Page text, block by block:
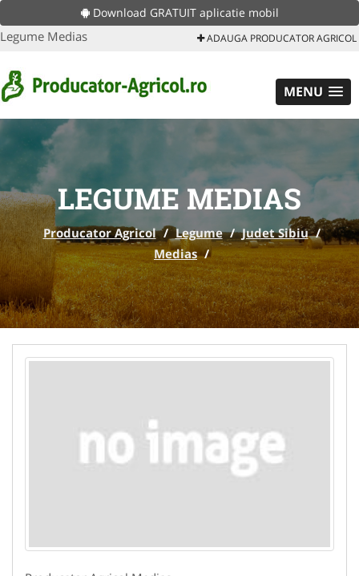
Download GRATUIT aplicatie mobil
Legume Medias ADAUGA PRODUCATOR AGRICOL
MENU
LEGUME MEDIAS
Producator Agricol / Legume / Judet Sibiu /
Medias /